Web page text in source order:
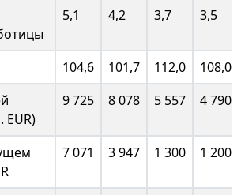
5,1 4,2 3,7 3,5
104,6 101,7 112,0
108,0
EUR)
9 725 8 078 5 557 4 790
7 071 3 947 1 300 1 200